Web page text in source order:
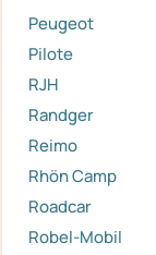
Peugeot
Pilote
RJH
Randger
Reimo
Rhön Camp
Roadcar
Robel-Mobil